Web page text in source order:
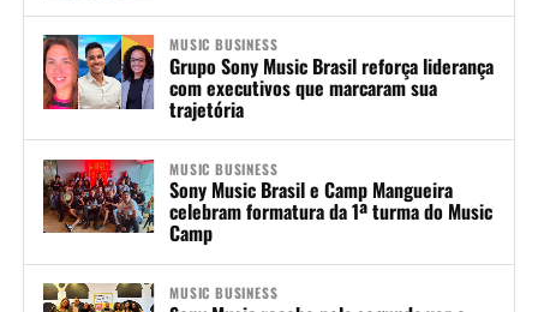
MUSIC BUSINESS
Grupo Sony Music Brasil reforça liderança
com executivos que marcaram sua
trajetória
MUSIC BUSINESS
Sony Music Brasil e Camp Mangueira
celebram formatura da 1ª turma do Music
Camp
MUSIC BUSINESS